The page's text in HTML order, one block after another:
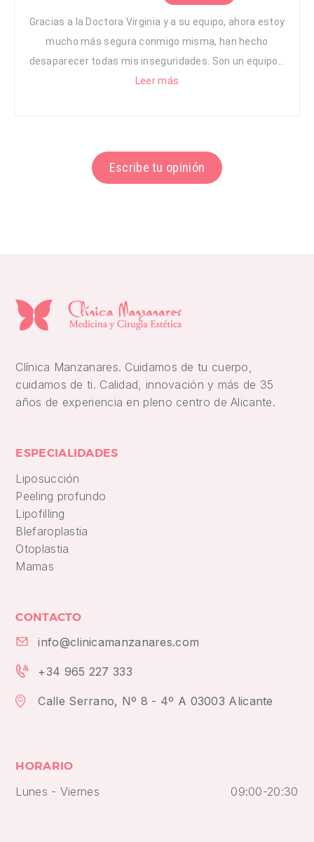
Gracias a la Doctora Virginia y a su equipo, ahora estoy
mucho más segura conmigo misma, han hecho
desaparecer todas mis inseguridades. Son un equipo...
Leer más
Escribe tu opinión
Clínica Manzanares. Cuidamos de tu cuerpo,
cuidamos de ti. Calidad, innovación y más de 35
años de experiencia en pleno centro de Alicante.
ESPECIALIDADES
Liposucción
Peeling profundo
Lipofilling
Blefaroplastia
Otoplastia
Mamas
CONTACTO
info@clinicamanzanares.com
+34 965 227 333
Calle Serrano, Nº 8 - 4º A 03003 Alicante
HORARIO
Lunes - Viernes
09:00-20:30